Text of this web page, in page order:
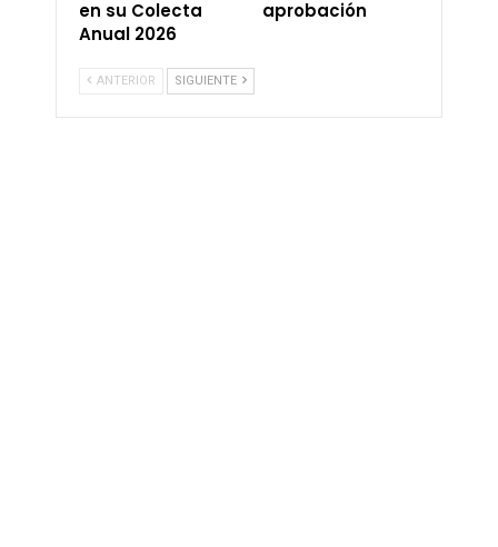
en su Colecta
Anual 2026
aprobación
ANTERIOR SIGUIENTE